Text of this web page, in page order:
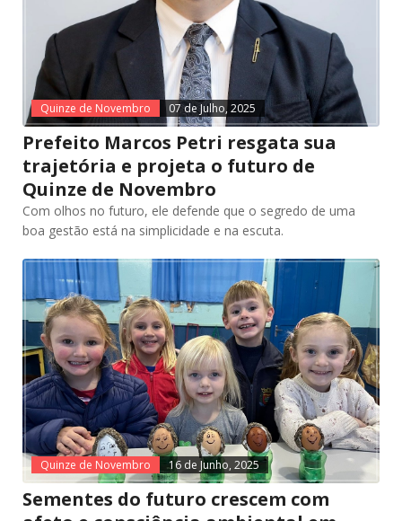
Quinze de Novembro 07 de Julho, 2025
Prefeito Marcos Petri resgata sua
trajetória e projeta o futuro de
Quinze de Novembro
Com olhos no futuro, ele defende que o segredo de uma
boa gestão está na simplicidade e na escuta.
Quinze de Novembro 16 de Junho, 2025
Sementes do futuro crescem com